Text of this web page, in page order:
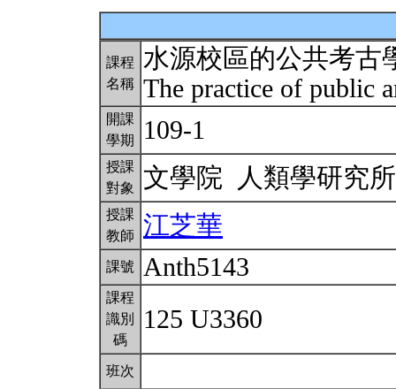
課程
名稱
水源校區的公共考古
The practice of public
開課
學期
109-1
授課
對象
文學院 人類學研究
授課
教師
江芝華
課號 Anth5143
課程
識別
碼
125 U3360
班次